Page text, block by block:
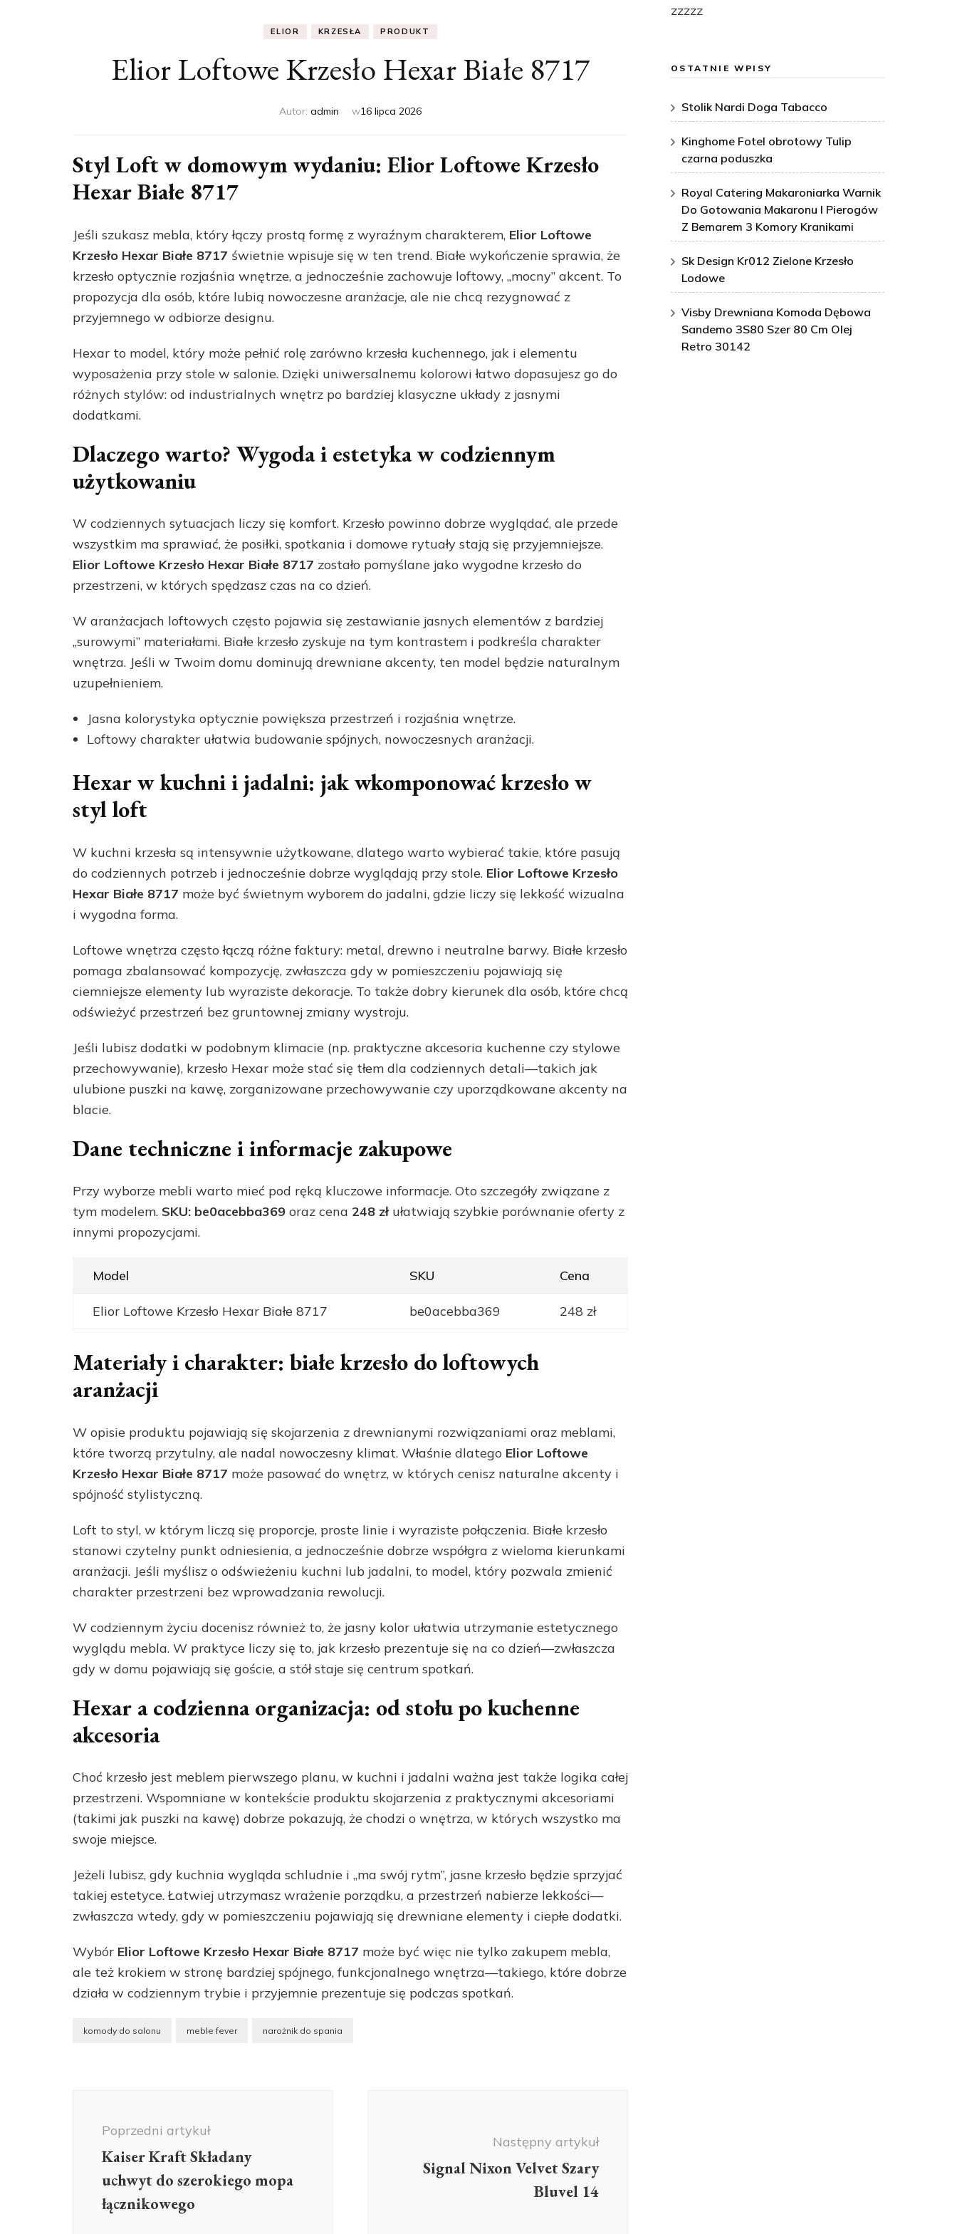
ELIOR KRZESŁA PRODUKT
Elior Loftowe Krzesło Hexar Białe 8717
Autor: admin w16 lipca 2026
Styl Loft w domowym wydaniu: Elior Loftowe Krzesło
Hexar Białe 8717
Jeśli szukasz mebla, który łączy prostą formę z wyraźnym charakterem, Elior Loftowe
Krzesło Hexar Białe 8717 świetnie wpisuje się w ten trend. Białe wykończenie sprawia, że
krzesło optycznie rozjaśnia wnętrze, a jednocześnie zachowuje loftowy, „mocny” akcent. To
propozycja dla osób, które lubią nowoczesne aranżacje, ale nie chcą rezygnować z
przyjemnego w odbiorze designu.
Hexar to model, który może pełnić rolę zarówno krzesła kuchennego, jak i elementu
wyposażenia przy stole w salonie. Dzięki uniwersalnemu kolorowi łatwo dopasujesz go do
różnych stylów: od industrialnych wnętrz po bardziej klasyczne układy z jasnymi
dodatkami.
Dlaczego warto? Wygoda i estetyka w codziennym
użytkowaniu
W codziennych sytuacjach liczy się komfort. Krzesło powinno dobrze wyglądać, ale przede
wszystkim ma sprawiać, że posiłki, spotkania i domowe rytuały stają się przyjemniejsze.
Elior Loftowe Krzesło Hexar Białe 8717 zostało pomyślane jako wygodne krzesło do
przestrzeni, w których spędzasz czas na co dzień.
W aranżacjach loftowych często pojawia się zestawianie jasnych elementów z bardziej
„surowymi” materiałami. Białe krzesło zyskuje na tym kontrastem i podkreśla charakter
wnętrza. Jeśli w Twoim domu dominują drewniane akcenty, ten model będzie naturalnym
uzupełnieniem.
Jasna kolorystyka optycznie powiększa przestrzeń i rozjaśnia wnętrze.
Loftowy charakter ułatwia budowanie spójnych, nowoczesnych aranżacji.
Hexar w kuchni i jadalni: jak wkomponować krzesło w
styl loft
W kuchni krzesła są intensywnie użytkowane, dlatego warto wybierać takie, które pasują
do codziennych potrzeb i jednocześnie dobrze wyglądają przy stole. Elior Loftowe Krzesło
Hexar Białe 8717 może być świetnym wyborem do jadalni, gdzie liczy się lekkość wizualna
i wygodna forma.
Loftowe wnętrza często łączą różne faktury: metal, drewno i neutralne barwy. Białe krzesło
pomaga zbalansować kompozycję, zwłaszcza gdy w pomieszczeniu pojawiają się
ciemniejsze elementy lub wyraziste dekoracje. To także dobry kierunek dla osób, które chcą
odświeżyć przestrzeń bez gruntownej zmiany wystroju.
Jeśli lubisz dodatki w podobnym klimacie (np. praktyczne akcesoria kuchenne czy stylowe
przechowywanie), krzesło Hexar może stać się tłem dla codziennych detali—takich jak
ulubione puszki na kawę, zorganizowane przechowywanie czy uporządkowane akcenty na
blacie.
Dane techniczne i informacje zakupowe
Przy wyborze mebli warto mieć pod ręką kluczowe informacje. Oto szczegóły związane z
tym modelem. SKU: be0acebba369 oraz cena 248 złułatwiają szybkie porównanie oferty z
innymi propozycjami.
Model SKU Cena
Elior Loftowe Krzesło Hexar Białe 8717 be0acebba369 248 zł
Materiały i charakter: białe krzesło do loftowych
aranżacji
W opisie produktu pojawiają się skojarzenia z drewnianymi rozwiązaniami oraz meblami,
które tworzą przytulny, ale nadal nowoczesny klimat. Właśnie dlatego Elior Loftowe
Krzesło Hexar Białe 8717 może pasować do wnętrz, w których cenisz naturalne akcenty i
spójność stylistyczną.
Loft to styl, w którym liczą się proporcje, proste linie i wyraziste połączenia. Białe krzesło
stanowi czytelny punkt odniesienia, a jednocześnie dobrze współgra z wieloma kierunkami
aranżacji. Jeśli myślisz o odświeżeniu kuchni lub jadalni, to model, który pozwala zmienić
charakter przestrzeni bez wprowadzania rewolucji.
W codziennym życiu docenisz również to, że jasny kolor ułatwia utrzymanie estetycznego
wyglądu mebla. W praktyce liczy się to, jak krzesło prezentuje się na co dzień—zwłaszcza
gdy w domu pojawiają się goście, a stół staje się centrum spotkań.
Hexar a codzienna organizacja: od stołu po kuchenne
akcesoria
Choć krzesło jest meblem pierwszego planu, w kuchni i jadalni ważna jest także logika całej
przestrzeni. Wspomniane w kontekście produktu skojarzenia z praktycznymi akcesoriami
(takimi jak puszki na kawę) dobrze pokazują, że chodzi o wnętrza, w których wszystko ma
swoje miejsce.
Jeżeli lubisz, gdy kuchnia wygląda schludnie i „ma swój rytm”, jasne krzesło będzie sprzyjać
takiej estetyce. Łatwiej utrzymasz wrażenie porządku, a przestrzeń nabierze lekkości—
zwłaszcza wtedy, gdy w pomieszczeniu pojawiają się drewniane elementy i ciepłe dodatki.
Wybór Elior Loftowe Krzesło Hexar Białe 8717 może być więc nie tylko zakupem mebla,
ale też krokiem w stronę bardziej spójnego, funkcjonalnego wnętrza—takiego, które dobrze
działa w codziennym trybie i przyjemnie prezentuje się podczas spotkań.
komody do salonu meble fever narożnik do spania
wpisuPoprzedni artykuł
Kaiser Kraft Składany
uchwyt do szerokiego mopa
łącznikowego
Następny artykuł
Signal Nixon Velvet Szary
Bluvel 14
zzzzz
OSTATNIE WPISY
Stolik Nardi Doga Tabacco
Kinghome Fotel obrotowy Tulip
czarna poduszka
Royal Catering Makaroniarka Warnik
Do Gotowania Makaronu I Pierogów
Z Bemarem 3 Komory Kranikami
Sk Design Kr012 Zielone Krzesło
Lodowe
Visby Drewniana Komoda Dębowa
Sandemo 3S80 Szer 80 Cm Olej
Retro 30142